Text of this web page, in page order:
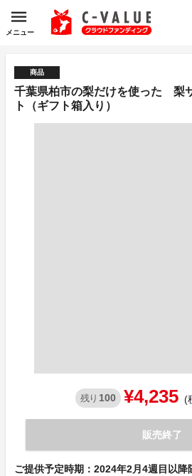
メニュー
商品
千葉県柏市の梨だけを使った 梨
ト（ギフト箱入り）
残り 100 ¥4,235 (
販売終了
ご提供予定時期：2024年2月4週目以降